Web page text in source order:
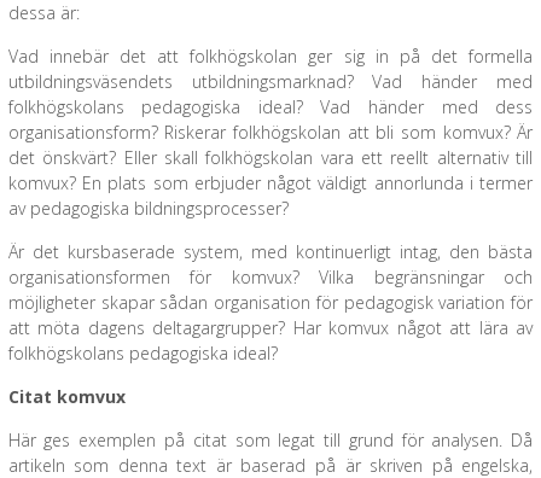
dessa är:
Vad innebär det att folkhögskolan ger sig in på det formella
utbildningsväsendets utbildningsmarknad? Vad händer med
folkhögskolans pedagogiska ideal? Vad händer med dess
organisationsform? Riskerar folkhögskolan att bli som komvux? Är
det önskvärt? Eller skall folkhögskolan vara ett reellt alternativ till
komvux? En plats som erbjuder något väldigt annorlunda i termer
av pedagogiska bildningsprocesser?
Är det kursbaserade system, med kontinuerligt intag, den bästa
organisationsformen för komvux? Vilka begränsningar och
möjligheter skapar sådan organisation för pedagogisk variation för
att möta dagens deltagargrupper? Har komvux något att lära av
folkhögskolans pedagogiska ideal?
Citat komvux
Här ges exemplen på citat som legat till grund för analysen. Då
artikeln som denna text är baserad på är skriven på engelska,